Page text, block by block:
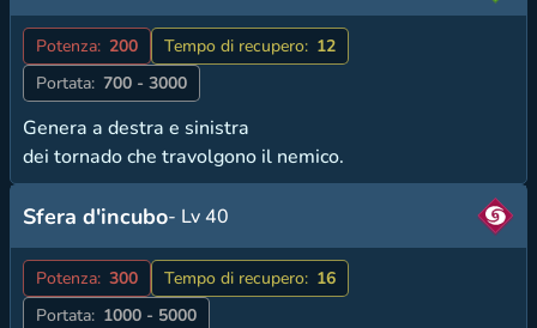
Potenza: 200 Tempo di recupero: 12
Portata: 700 - 3000
Genera a destra e sinistra
dei tornado che travolgono il nemico.
Sfera d'incubo- Lv 40
Potenza: 300 Tempo di recupero: 16
Portata: 1000 - 5000